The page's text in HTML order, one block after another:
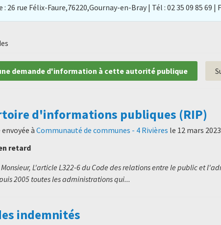
: 26 rue Félix-Faure,76220,Gournay-en-Bray | Tél : 02 35 09 85 69 |
demande d'information à cette autorité publique
d'informations publiques (RIP)
àCommunauté de communes - 4 Rivières le 12 mars 2023
retard
L'article L322-6 du Code des relations entre le public et
2005 toutes les administrations qui...
indemnités